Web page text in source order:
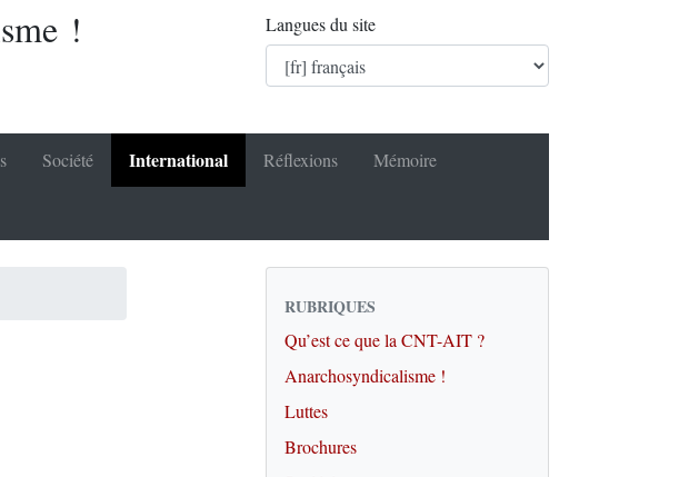
! Langues du site
Société International Réflexions Mémoire
RUBRIQUES
Qu’est ce que la CNT-AIT ?
Anarchosyndicalisme !
Luttes
Brochures